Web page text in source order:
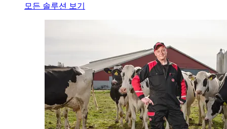
모든 솔루션 보기